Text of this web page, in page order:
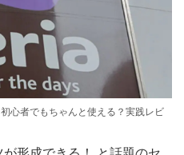
心者でもちゃんと使える？実践レビ